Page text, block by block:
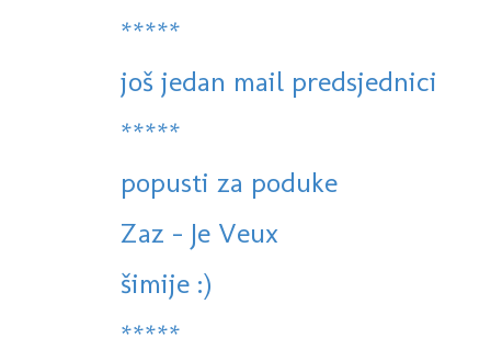
*****
još jedan mail predsjednici
*****
popusti za poduke
Zaz - Je Veux
šimije :)
*****